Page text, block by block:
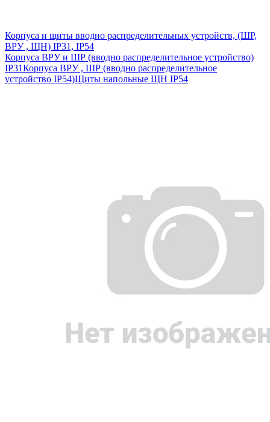
Корпуса и щиты вводно распределительных устройств, (ШР,
ВРУ , ЩН) IP31, IP54
Корпуса ВРУ и ШР (вводно распределительное устройство)
IP31Корпуса ВРУ , ШР (вводно распределительное
устройство IP54)Щиты напольные ЩН IP54